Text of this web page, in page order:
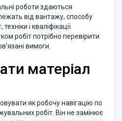
роботи здаються
від вантажу, способу
і кваліфікації
робіт потрібно перевірити
вимоги.
матеріал
як робочу навігацію по
робіт. Він не замінює